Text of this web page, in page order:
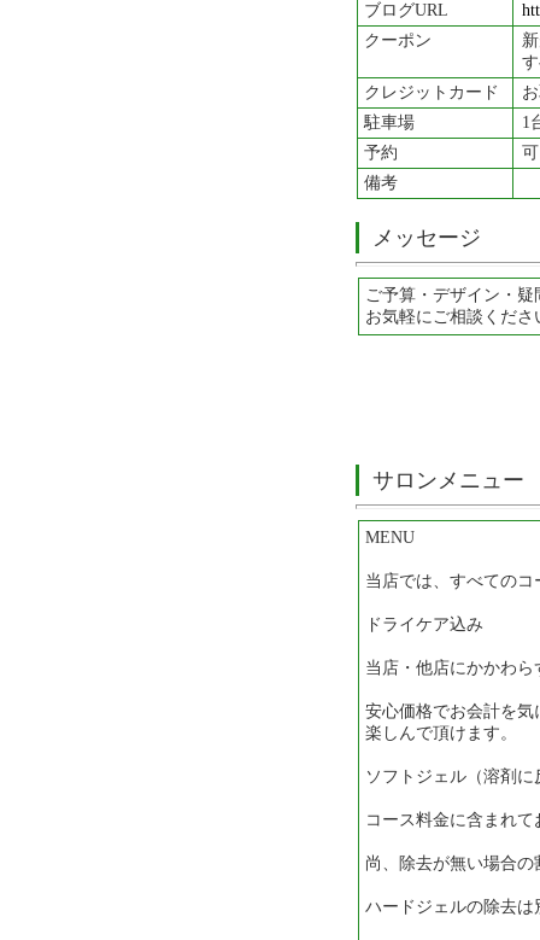
ブログURL
クーポン
クレジットカード
駐車場
1
予約
可
備考
メッセージ
ご予算・デザイン・
お気軽にご相談くださ
サロンメニュー
MENU
当店では、すべての
ドライケア込み
当店・他店にかかわら
安心価格でお会計を
楽しんで頂けます。
ソフトジェル（溶剤
コース料金に含まれて
尚、除去が無い場合
ハードジェルの除去